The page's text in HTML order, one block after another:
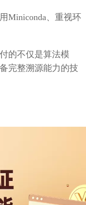
Miniconda、重视环
的不仅是算法模
完整溯源能力的技